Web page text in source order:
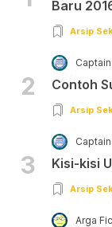
Baru
Arsip
2 Contoh
Arsip
3 Kisi-kisi
Arsip
Arga